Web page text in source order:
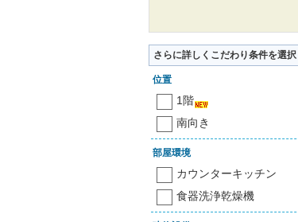
さらに詳しくこだわり条件を選択
位置
1階
南向き
部屋環境
カウンターキッチン
食器洗浄乾燥機